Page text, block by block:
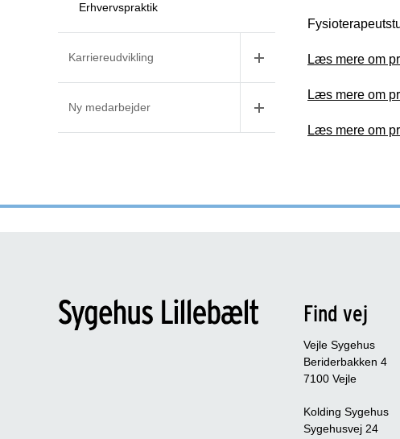
Erhvervspraktik
Karriereudvikling
Ny medarbejder
Læs mere om
Læs mere om
Læs mere om
Find vej
Vejle Sygehus
Beriderbakken 4
7100 Vejle
Kolding Sygehus
Sygehusvej 24